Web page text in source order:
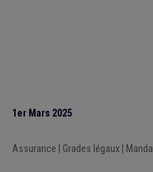
1er Mars 2025
Assurance Grades légaux|